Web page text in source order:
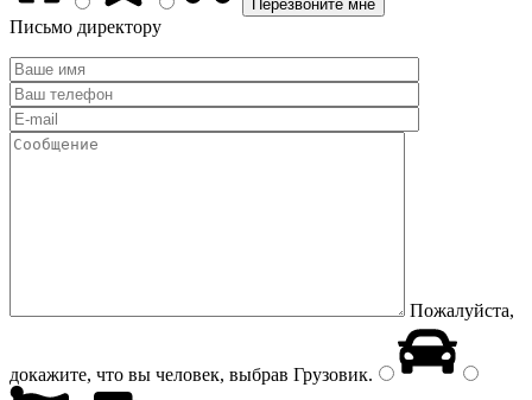
Письмо директору
Пожалуйста,
докажите, что вы человек, выбрав Грузовик.